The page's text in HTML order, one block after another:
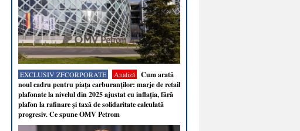
EXCLUSIV ZFCORPORATE Analiză
Cum arată
noul cadru pentru piaţa carburanţilor: marje de retail
plafonate la nivelul din 2025 ajustat cu inflaţia, fără
plafon la rafinare şi taxă de solidaritate calculată
progresiv. Ce spune OMV Petrom